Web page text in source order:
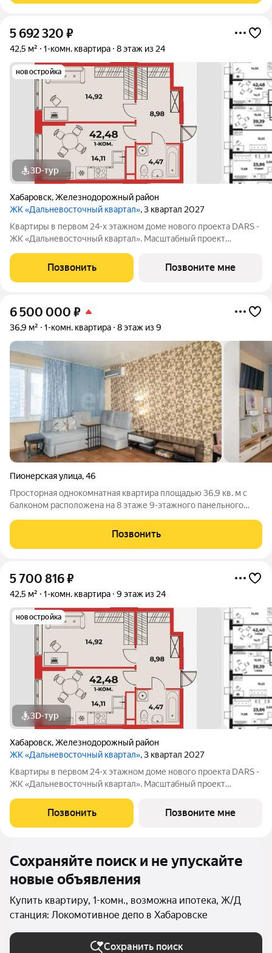
5 692 320 ₽
42,5 м² 1-комн. квартира 8 этаж из 24
новостройка
3D-тур
Хабаровск,Железнодорожный район
ЖК «Дальневосточный квартал», 3 квартал 2027
Квартиры в первом 24-х этажном доме нового проекта DARS -
ЖК «Дальневосточный квартал». Масштабный проект
представление о доступном и комфортном жилье в
Хабаровске. Это не просто точечная застройка, а
Позвонить Позвоните мне
6 500 000 ₽
36,9 м² 1-комн. квартира 8 этаж из 9
Пионерская улица,46
Просторная однокомнатная квартира площадью 36,9 кв. м с
балконом расположена на 8 этаже 9-этажного панельного
планировка: свободная прихожая с гардеробной зоной,
изолированная кухня 8 кв. м и жилая
Позвонить
5 700 816₽
42,5 м² 1-комн. квартира 9 этаж из 24
новостройка
3D-тур
Хабаровск,Железнодорожный район
ЖК «Дальневосточный квартал», 3 квартал 2027
Квартиры в первом 24-х этажном доме нового проекта DARS -
ЖК «Дальневосточный квартал». Масштабный проект
представление о доступном и комфортном жилье в
Хабаровске. Это не просто точечная застройка, а
Позвонить Позвоните мне
Сохраняйте поиск и не упускайте
новые объявления
Купить квартиру, 1-комн., возможна ипотека, Ж/Д
станция: Локомотивное депо в Хабаровске
Сохранить поиск